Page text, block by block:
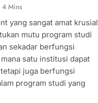
4 Mins
yang sangat amat krusial
mutu program studi
sekadar berfungsi
satu institusi dapat
juga berfungsi
program studi yang